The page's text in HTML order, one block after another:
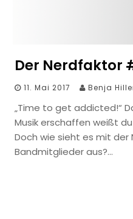
Der Nerdfaktor
11. Mai 2017 Benja
„Time to get addicted!“
Musik erschaffen weißt
Doch wie sieht es mit der
Bandmitglieder aus?…